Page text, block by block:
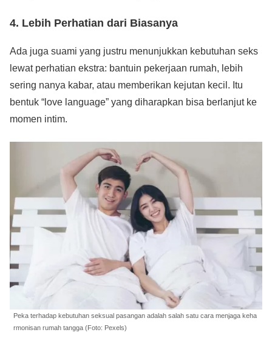
4. Lebih Perhatian dari Biasanya
Ada juga suami yang justru menunjukkan kebutuhan seks
lewat perhatian ekstra: bantuin pekerjaan rumah, lebih
sering nanya kabar, atau memberikan kejutan kecil. Itu
bentuk “love language” yang diharapkan bisa berlanjut ke
momen intim.
Peka terhadap kebutuhan seksual pasangan adalah salah satu cara menjaga keha
rmonisan rumah tangga (Foto: Pexels)